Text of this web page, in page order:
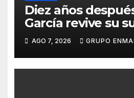
Diez años
García revive su
carnavalero en el
presentación de
la Rambla para el
AGO 7, 2026 GRUPO